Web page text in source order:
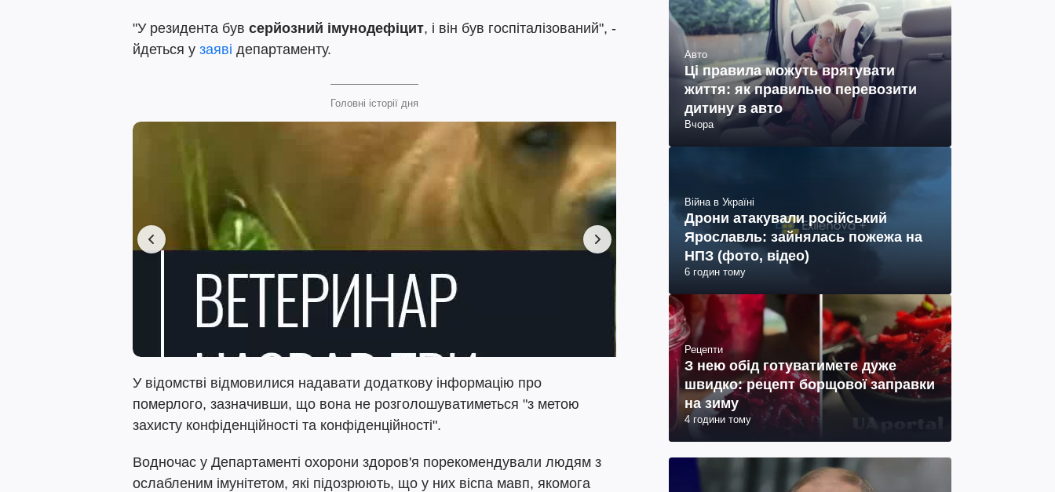
"У резидента був серйозний імунодефіцит, і він був госпіталізований", -
йдеться у заяві департаменту.
Головні історії дня
У відомстві відмовилися надавати додаткову інформацію про
померлого, зазначивши, що вона не розголошуватиметься "з метою
захисту конфіденційності та конфіденційності".
Водночас у Департаменті охорони здоров'я порекомендували людям з
ослабленим імунітетом, які підозрюють, що у них віспа мавп, якомога
Авто
Ці правила можуть врятувати
життя: як правильно перевозити
дитину в авто
Вчора
Війна в Україні
Дрони атакували російський
Ярославль: зайнялась пожежа на
НПЗ (фото, відео)
6 годин тому
Рецепти
З нею обід готуватимете дуже
швидко: рецепт борщової заправки
на зиму
4 години тому